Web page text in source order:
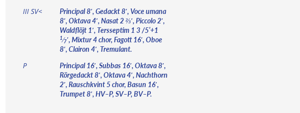
III SV<
Principal 8′, Gedackt 8′, Voce umana
8′, Oktava 4′, Nasat 2 ⅔′, Piccolo 2′,
Waldflöjt 1′, Tersseptim 1 3 /5’+1
1⁄7′, Mixtur 4 chor, Fagott 16′, Oboe
8′, Clairon 4′, Tremulant.
P
Principal 16′, Subbas 16′, Oktava 8′,
Rörgedackt 8′, Oktava 4′, Nachthorn
2′, Rauschkvint 5 chor, Basun 16′,
Trumpet 8′, HV–P, SV–P, BV–P.